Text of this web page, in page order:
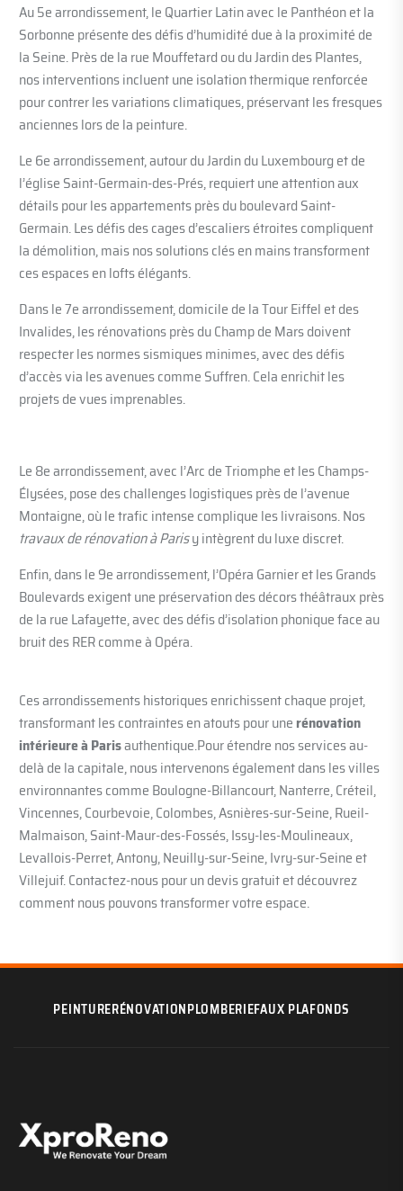
Au 5e arrondissement, le Quartier Latin avec le Panthéon et la
Sorbonne présente des défis d’humidité due à la proximité de
la Seine. Près de la rue Mouffetard ou du Jardin des Plantes,
nos interventions incluent une isolation thermique renforcée
pour contrer les variations climatiques, préservant les fresques
anciennes lors de la peinture.
Le 6e arrondissement, autour du Jardin du Luxembourg et de
l’église Saint-Germain-des-Prés, requiert une attention aux
détails pour les appartements près du boulevard Saint-
Germain. Les défis des cages d’escaliers étroites compliquent
la démolition, mais nos solutions clés en mains transforment
ces espaces en lofts élégants.
Dans le 7e arrondissement, domicile de la Tour Eiffel et des
Invalides, les rénovations près du Champ de Mars doivent
respecter les normes sismiques minimes, avec des défis
d’accès via les avenues comme Suffren. Cela enrichit les
projets de vues imprenables.
Le 8e arrondissement, avec l’Arc de Triomphe et les Champs-
Élysées, pose des challenges logistiques près de l’avenue
Montaigne, où le trafic intense complique les livraisons. Nos
travaux de rénovation à Parisy intègrent du luxe discret.
Enfin, dans le 9e arrondissement, l’Opéra Garnier et les Grands
Boulevards exigent une préservation des décors théâtraux près
de la rue Lafayette, avec des défis d’isolation phonique face au
bruit des RER comme à Opéra.
Ces arrondissements historiques enrichissent chaque projet,
transformant les contraintes en atouts pour une rénovation
intérieure à Parisauthentique.Pour étendre nos services au-
delà de la capitale, nous intervenons également dans les villes
environnantes comme Boulogne-Billancourt, Nanterre, Créteil,
Vincennes, Courbevoie, Colombes, Asnières-sur-Seine, Rueil-
Malmaison, Saint-Maur-des-Fossés, Issy-les-Moulineaux,
Levallois-Perret, Antony, Neuilly-sur-Seine, Ivry-sur-Seine et
Villejuif. Contactez-nous pour un devis gratuit et découvrez
comment nous pouvons transformer votre espace.
PEINTURERÉNOVATIONPLOMBERIEFAUX PLAFONDS